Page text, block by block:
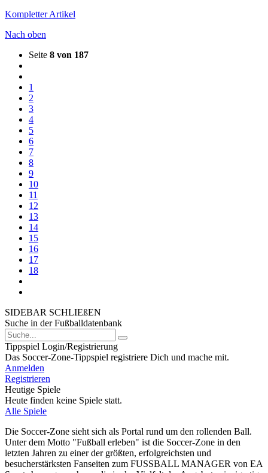
Kompletter Artikel
Nach oben
Seite 8 von 187
1
2
3
4
5
6
7
8
9
10
11
12
13
14
15
16
17
18
SIDEBAR SCHLIEßEN
Suche in der Fußballdatenbank
Tippspiel Login/Registrierung
Das Soccer-Zone-Tippspiel registriere Dich und mache mit.
Anmelden
Registrieren
Heutige Spiele
Heute finden keine Spiele statt.
Alle Spiele
Die Soccer-Zone sieht sich als Portal rund um den rollenden Ball.
Unter dem Motto "Fußball erleben" ist die Soccer-Zone in den
letzten Jahren zu einer der größten, erfolgreichsten und
besucherstärksten Fanseiten zum FUSSBALL MANAGER von EA